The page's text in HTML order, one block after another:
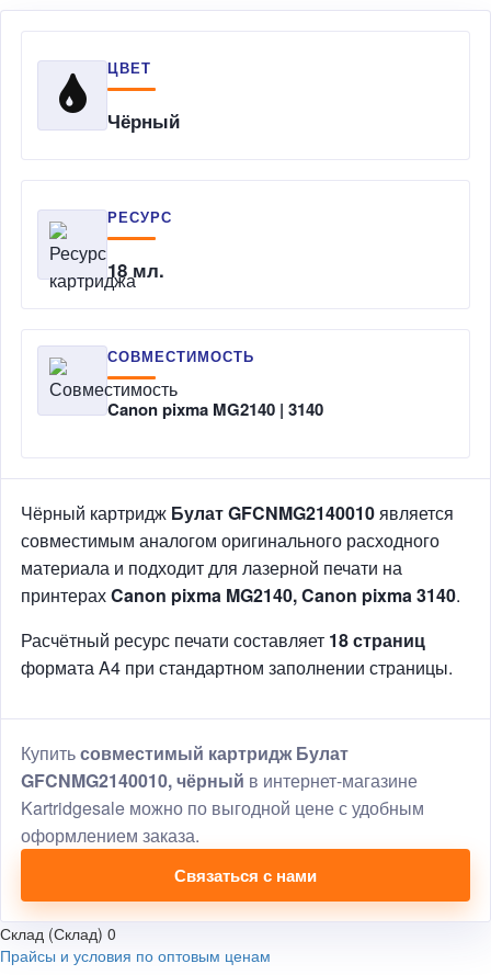
ЦВЕТ
Чёрный
РЕСУРС
18 мл.
СОВМЕСТИМОСТЬ
Canon pixma MG2140 | 3140
Чёрный картридж Булат GFCNMG2140010является
совместимым аналогом оригинального расходного
материала и подходит для лазерной печати на
принтерахCanon pixma MG2140, Canon pixma 3140.
Расчётный ресурс печати составляет 18 страниц
формата A4 при стандартном заполнении страницы.
Купитьсовместимый картридж Булат
GFCNMG2140010, чёрный в интернет-магазине
Kartridgesale можно по выгодной цене с удобным
оформлением заказа.
Связаться с нами
Склад (Склад) 0
Прайсы и условия по оптовым ценам